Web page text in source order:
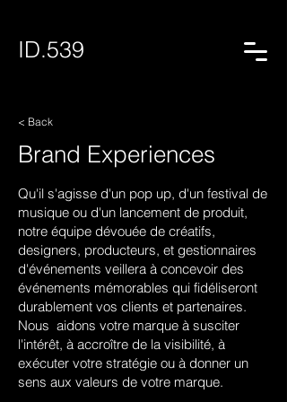
ID.539
< Back
Brand Experiences
Qu'il s'agisse d'un pop up, d'un festival de
musique ou d'un lancement de produit,
notre équipe dévouée de créatifs,
designers, producteurs, et gestionnaires
d'événements veillera à concevoir des
événements mémorables qui fidéliseront
durablement vos clients et partenaires.
Nous aidons votre marque à susciter
l'intérêt, à accroître de la visibilité, à
exécuter votre stratégie ou à donner un
sens aux valeurs de votre marque.